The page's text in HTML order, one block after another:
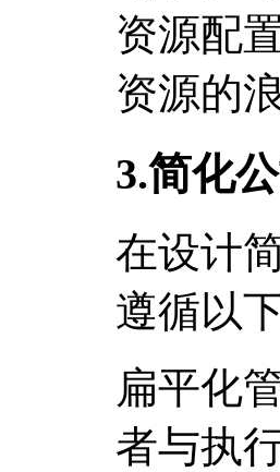
资源配
资源的
3.简化
在设计
遵循以
扁平化
者与执